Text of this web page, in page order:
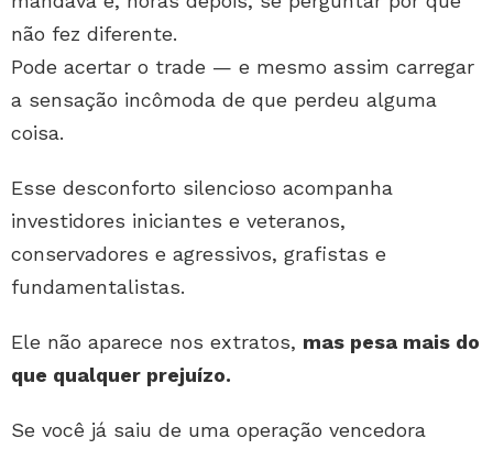
não fez diferente.
Pode acertar o trade — e mesmo assim carregar
a sensação incômoda de que perdeu alguma
coisa.
Esse desconforto silencioso acompanha
investidores iniciantes e veteranos,
conservadores e agressivos, grafistas e
fundamentalistas.
Ele não aparece nos extratos, mas pesa mais do
que qualquer prejuízo.
Se você já saiu de uma operação vencedora